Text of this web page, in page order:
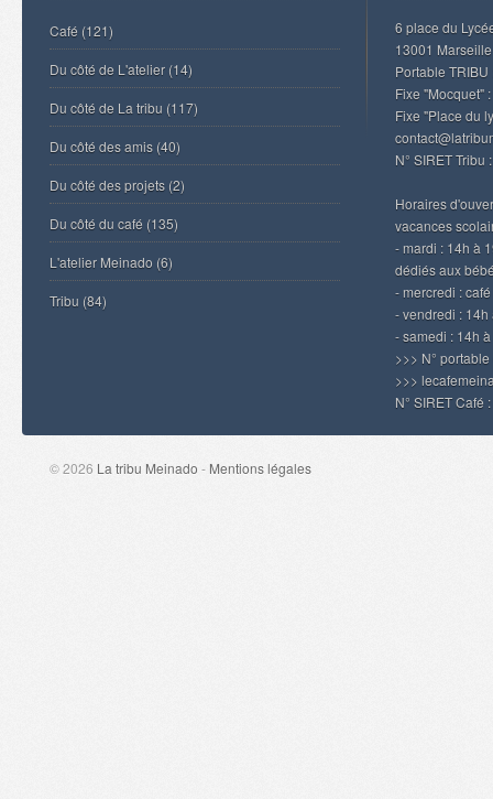
Café (121)
Du côté de L'atelier (14)
Du côté de La tribu (117)
Du côté des amis (40)
Du côté des projets (2)
Du côté du café (135)
L'atelier Meinado (6)
Tribu (84)
6 place du
13001 Marseille
Portable
Fixe "Mocquet"
Fixe "Place du
N° SIRET
Horaires
vacances
- mardi : 14h à
dédiés aux
- mercredi :
- vendredi :
- samedi : 14h
>>> N°
>>>
N° SIRET Café
© 2026 La tribu Meinado - Mentions légales